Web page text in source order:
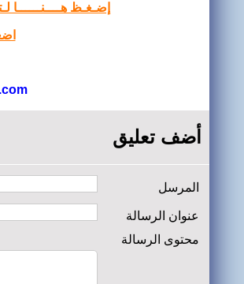
إضـغـظ
أضف تعليق
المرسل
عنوان الرسالة
محتوى الرسالة